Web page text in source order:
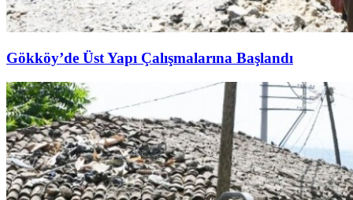
Gökköy’de Üst Yapı Çalışmalarına Başlandı